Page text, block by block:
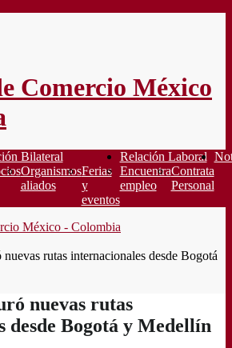
Bilateral
Organismos
aliados
Ferias
y
eventos
Relación Laboral
Encuentra
empleo
Contrata
Personal
México - Colombia
rutas internacionales desde Bogotá
nuevas rutas
desde Bogotá y Medellín